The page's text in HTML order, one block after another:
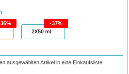
36%
2X50ml
37%
ausgewählten Artikel in eine Einkaufsliste